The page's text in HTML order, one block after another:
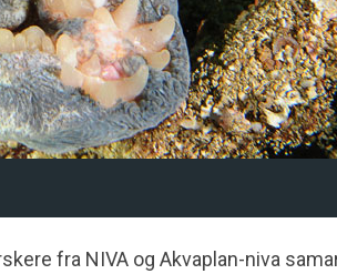
fra NIVA og Akvaplan-niva